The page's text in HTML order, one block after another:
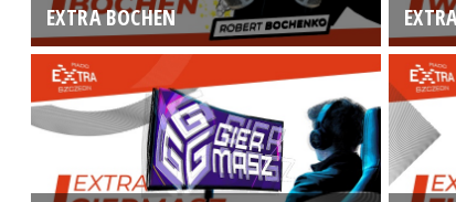
EXTRA BOCHEN